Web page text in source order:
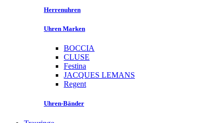
Herrenuhren
Uhren Marken
BOCCIA
CLUSE
Festina
JACQUES LEMANS
Regent
Uhren-Bänder